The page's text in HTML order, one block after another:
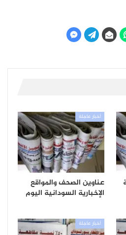
أخبار عاجلة
عناوين الصحف والمواقع
الإخبارية السودانية اليوم
أخبار عاجلة